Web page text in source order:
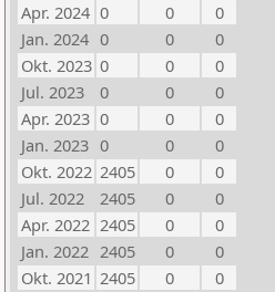
Apr. 2024 0 0
0
Jan. 2024 0 0
0
Okt. 2023 0 0
0
Jul. 2023
0 0
0
Apr. 2023 0 0
0
Jan. 2023 0 0
0
Okt. 2022 2405 0
0
Jul. 2022
2405 0
0
Apr. 2022 2405 0
0
Jan. 2022 2405 0
0
Okt. 2021 2405 0
0